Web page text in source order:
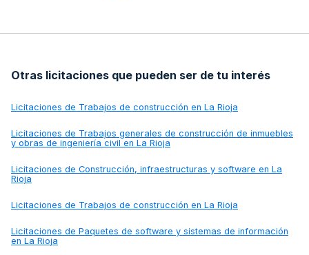
Otras licitaciones que pueden ser de tu interés
Licitaciones de Trabajos de construcción en La Rioja
Licitaciones de Trabajos generales de construcción de inmuebles
y obras de ingeniería civil en La Rioja
Licitaciones de Construcción, infraestructuras y software en La
Rioja
Licitaciones de Trabajos de construcción en La Rioja
Licitaciones de Paquetes de software y sistemas de información
en La Rioja